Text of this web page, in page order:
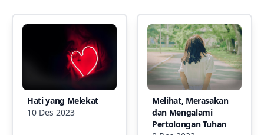
Hati yang Melekat
10 Des 2023
Melihat, Merasakan
dan Mengalami
Pertolongan Tuhan